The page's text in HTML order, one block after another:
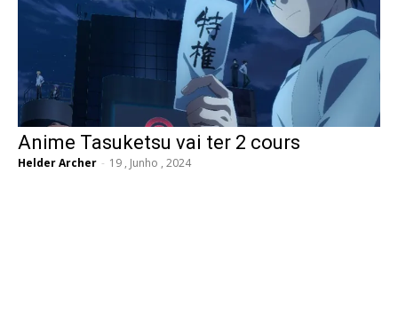
Anime Tasuketsu vai ter 2 cours
Helder Archer - 19 , Junho , 2024